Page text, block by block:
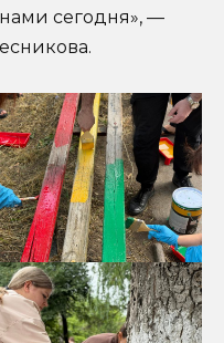
сегодня», —